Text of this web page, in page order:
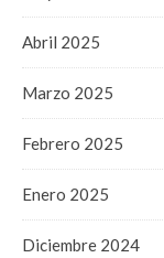
Abril 2025
Marzo 2025
Febrero 2025
Enero 2025
Diciembre 2024